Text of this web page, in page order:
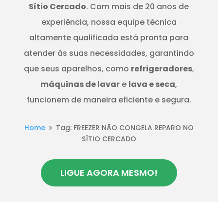
Sítio Cercado. Com mais de 20 anos de
experiência, nossa equipe técnica
altamente qualificada está pronta para
atender às suas necessidades, garantindo
que seus aparelhos, como refrigeradores,
máquinas de lavar e lava e seca,
funcionem de maneira eficiente e segura.
Home 9 Tag: FREEZER NÃO CONGELA REPARO NO
SÍTIO CERCADO
LIGUE AGORA MESMO!